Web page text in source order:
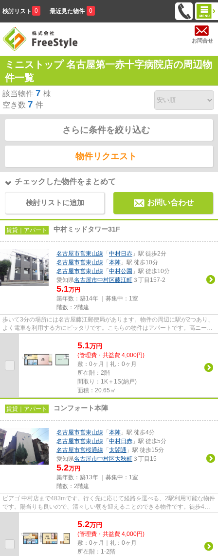
検討リスト 0 最近見た物件 0
お問合せ
ミニストップ 名古屋第一赤十字病院店の周辺物
件一覧
該当物件 7 棟
空き数 7 件
さらに条件を絞り込む
物件リクエスト
チェックした物件をまとめて
検討リストに追加 お問い合わせ
賃貸｜アパート 中村ミッドタワー31F
名古屋市営東山線 「 中村日赤 」駅 徒歩2分
名古屋市営東山線 「 本陣 」駅 徒歩10分
名古屋市営東山線 「 中村公園 」駅 徒歩10分
愛知県名古屋市中村区藤江町 ３丁目157-2
5.1万円
築年数：築14年 ｜募集中： 1室
階数：2階建
歩いて3分の場所には名古屋藤江郵便局があります。物件の周辺に駅が2つあり、
よく電車を利用する方にピッタリです。こちらの物件はアパートです。高ニーズ
5.1万円
(管理費・共益費 4,000円)
敷：0ヶ月｜礼：0ヶ月
所在階：2階
間取り：1K＋1S(納戸)
面積：20.65㎡
賃貸｜アパート コンフォート本陣
名古屋市営東山線 「 本陣 」駅 徒歩4分
名古屋市営東山線 「 中村日赤 」駅 徒歩5分
名古屋市営桜通線 「 太閤通 」駅 徒歩15分
愛知県名古屋市中村区大秋町 ３丁目15
5.2万円
築年数：築13年 ｜募集中： 1室
階数：2階建
ピアゴ 中村店まで483mです。行く先に応じて経路を選べる、2駅利用可能な物件
です。陽当りも良いので、清々しい朝を迎えることのできる物件です。徒歩4分
5.2万円
(管理費・共益費 4,000円)
敷：0ヶ月｜礼：0ヶ月
所在階：1-2階